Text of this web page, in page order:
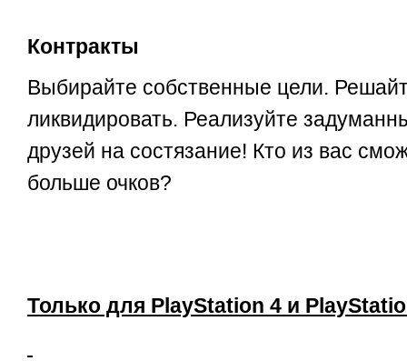
Контракты
Выбирайте собственные цели.
ликвидировать. Реализуйте
друзей на состязание! Кто из вас
больше очков?
Только для PlayStation 4 и